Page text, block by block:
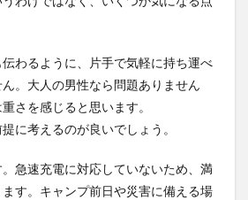
わるように、片手で気軽に持ち運べ
。大人の男性なら問題ありません
さを感じると思います。
に考えるのが良いでしょう。
急速充電に対応していないため、満
す。キャンプ前日や災害に備える場